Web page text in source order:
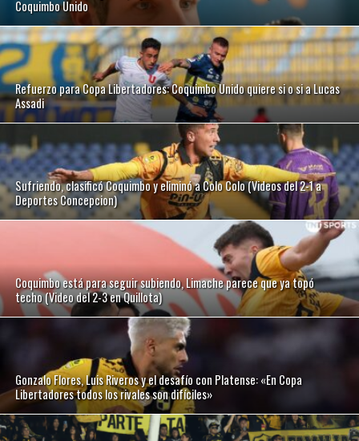
Coquimbo Unido
Refuerzo para Copa Libertadores: Coquimbo Unido quiere si o si a Lucas
Assadi
Sufriendo, clasificó Coquimbo y eliminó a Colo Colo (Videos del 2-1 a
Deportes Concepcion)
Coquimbo está para seguir subiendo, Limache parece que ya topó
techo (Video del 2-3 en Quillota)
Gonzalo Flores, Luis Riveros y el desafío con Platense: «En Copa
Libertadores todos los rivales son difíciles»